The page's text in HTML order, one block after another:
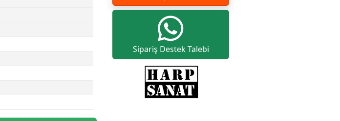
Sipariş Destek Talebi